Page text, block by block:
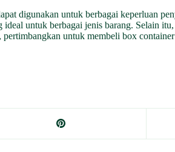
digunakan untuk berbagai keperluan
untuk berbagai jenis barang. Selain
untuk membeli box